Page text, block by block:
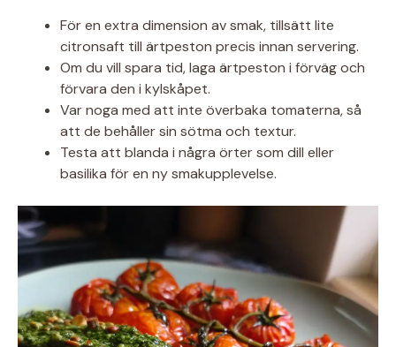
För en extra dimension av smak, tillsätt lite
citronsaft till ärtpeston precis innan servering.
Om du vill spara tid, laga ärtpeston i förväg och
förvara den i kylskåpet.
Var noga med att inte överbaka tomaterna, så
att de behåller sin sötma och textur.
Testa att blanda i några örter som dill eller
basilika för en ny smakupplevelse.